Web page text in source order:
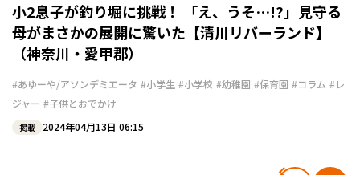
小2息子が釣り堀に挑戦！ 「え、うそ…!?」見守る
母がまさかの展開に驚いた【清川リバーランド】
（神奈川・愛甲郡）
#あゆーや/アソンデミエータ #小学生 #小学校 #幼稚園 #保育園 #コラム #レ
ジャー #子供とおでかけ
掲載 2024年04月13日 06:15